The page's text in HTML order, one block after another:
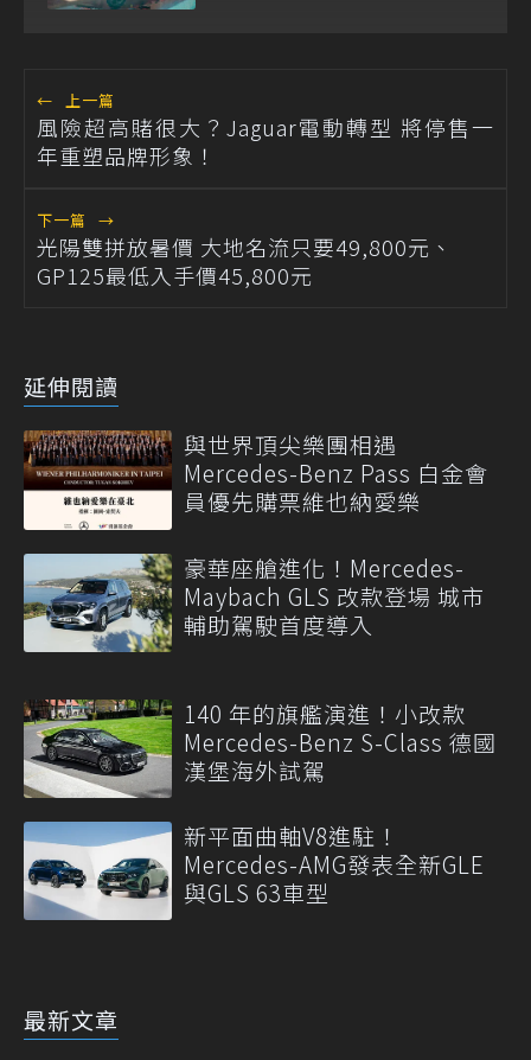
← 上一篇
風險超高賭很大？Jaguar電動轉型 將停售一
年重塑品牌形象！
下一篇 →
光陽雙拼放暑價 大地名流只要49,800元、
GP125最低入手價45,800元
延伸閱讀
與世界頂尖樂團相遇
Mercedes-Benz Pass 白金會
員優先購票維也納愛樂
豪華座艙進化！Mercedes-
Maybach GLS 改款登場 城市
輔助駕駛首度導入
140 年的旗艦演進！小改款
Mercedes-Benz S-Class 德國
漢堡海外試駕
新平面曲軸V8進駐！
Mercedes-AMG發表全新GLE
與GLS 63車型
最新文章